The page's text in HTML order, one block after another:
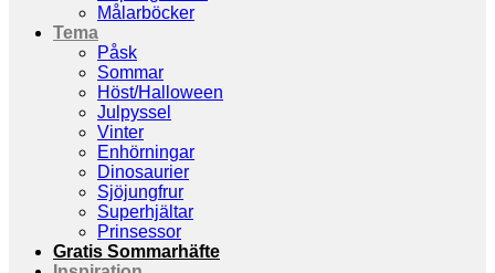
Målarböcker
Tema
Påsk
Sommar
Höst/Halloween
Julpyssel
Vinter
Enhörningar
Dinosaurier
Sjöjungfrur
Superhjältar
Prinsessor
Gratis Sommarhäfte